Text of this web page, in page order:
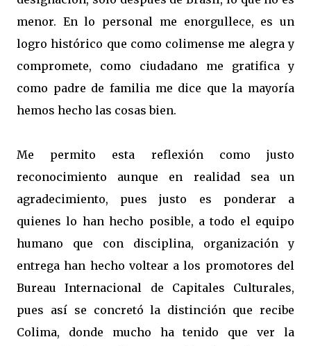
menor. En lo personal me enorgullece, es un
logro histórico que como colimense me alegra y
compromete, como ciudadano me gratifica y
como padre de familia me dice que la mayoría
hemos hecho las cosas bien.
Me permito esta reflexión como justo
reconocimiento aunque en realidad sea un
agradecimiento, pues justo es ponderar a
quienes lo han hecho posible, a todo el equipo
humano que con disciplina, organización y
entrega han hecho voltear a los promotores del
Bureau Internacional de Capitales Culturales,
pues así se concretó la distinción que recibe
Colima, donde mucho ha tenido que ver la